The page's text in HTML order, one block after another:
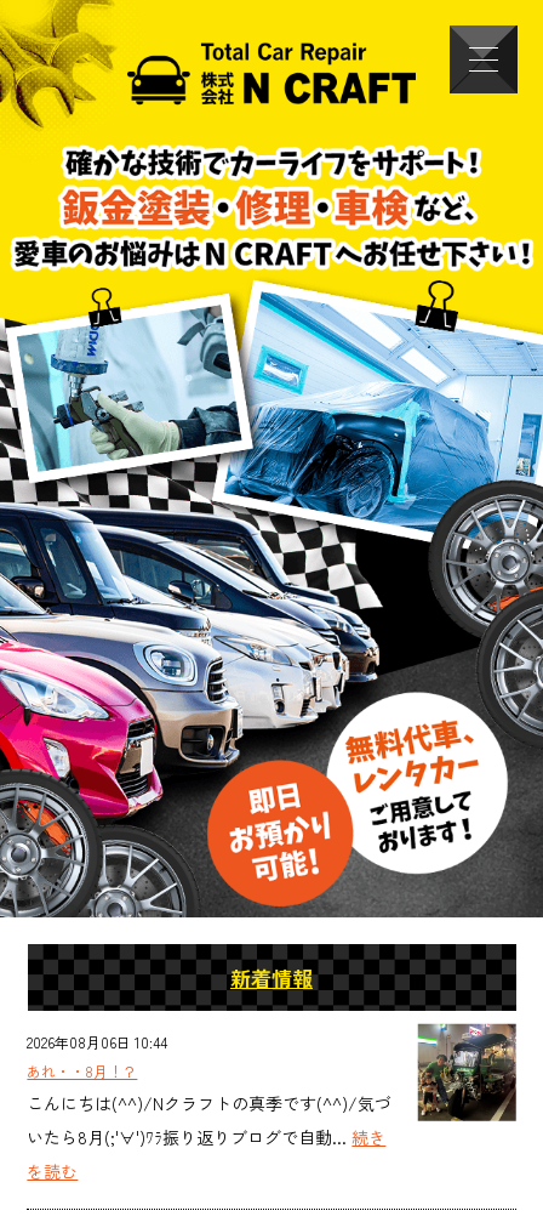
新着情報
2026年08月06日 10:44
あれ・・8月！？
こんにちは(^^)/Nクラフトの真季です(^^)/気づ
いたら8月(;'∀')ﾜﾗ振り返りブログで自動...続き
を読む